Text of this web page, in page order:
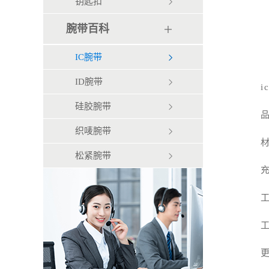
腕带百科
IC腕带
ID腕带
硅胶腕带
织唛腕带
松紧腕带